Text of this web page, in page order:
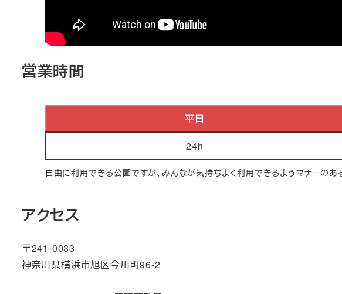
営業時間
平日
24h
自由に利用できる公園ですが、みんなが気持ちよく利用できるようマナーのあ
アクセス
〒241-0033
神奈川県横浜市旭区今川町96-2